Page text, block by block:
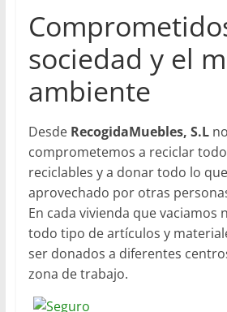
sociedad y el
ambiente
Desde RecogidaMuebles, S.L
comprometemos a reciclar
reciclables y a donar todo lo
aprovechado por otras
En cada vivienda que vaciamos
todo tipo de artículos y
ser donados a diferentes
zona de trabajo.